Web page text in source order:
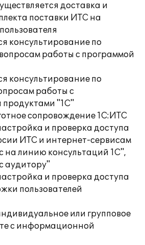
доставка и
поставки ИТС на
консультирование по
работы с программой
консультирование по
работы с
"1С"
сопровождение 1С:ИТС
и проверка доступа
ИТС и интернет-сервисам
на линию консультаций 1С",
аудитору"
и проверка доступа
пользователей
или групповое
с информационной